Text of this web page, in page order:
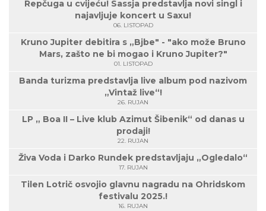
Repčuga u cvijeću! Sassja predstavlja novi singl i
najavljuje koncert u Saxu!
06. LISTOPAD
Kruno Jupiter debitira s „Bjbe" - "ako može Bruno
Mars, zašto ne bi mogao i Kruno Jupiter?"
01. LISTOPAD
Banda turizma predstavlja live album pod nazivom
„Vintaž live“!
26. RUJAN
LP „ Boa II – Live klub Azimut Šibenik“ od danas u
prodaji!
22. RUJAN
Živa Voda i Darko Rundek predstavljaju „Ogledalo“
17. RUJAN
Tilen Lotrič osvojio glavnu nagradu na Ohridskom
festivalu 2025.!
16. RUJAN